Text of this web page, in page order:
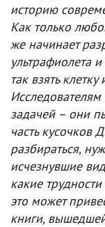
историю
Как только
же начинает
ультрафиолета
так взять
задачей – они
часть кусочков
разбираться,
исчезнувшие
какие
это может
книги,